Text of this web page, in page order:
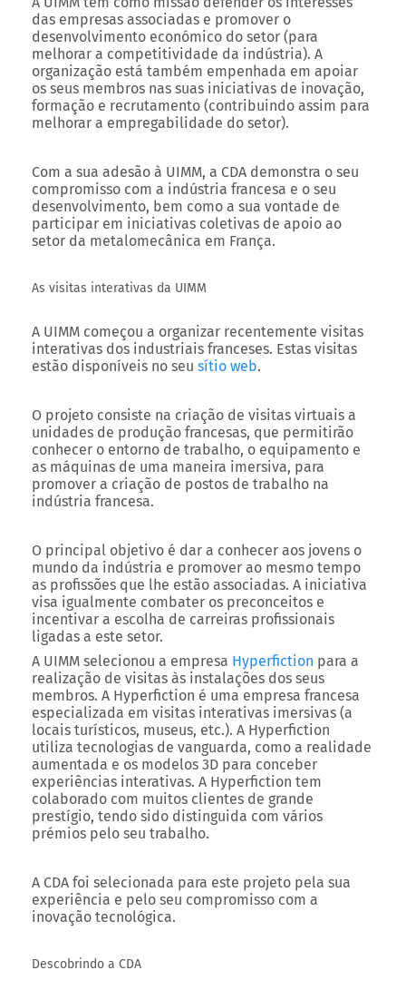
das empresas associadas e promover o
desenvolvimento económico do setor (para
melhorar a competitividade da indústria). A
organização está também empenhada em apoiar
os seus membros nas suas iniciativas de inovação,
formação e recrutamento (contribuindo assim para
melhorar a empregabilidade do setor).
Com a sua adesão à UIMM, a CDA demonstra o seu
compromisso com a indústria francesa e o seu
desenvolvimento, bem como a sua vontade de
participar em iniciativas coletivas de apoio ao
setor da metalomecânica em França.
As visitas interativas da UIMM
A UIMM começou a organizar recentemente visitas
interativas dos industriais franceses. Estas visitas
estão disponíveis no seu sítio web.
O projeto consiste na criação de visitas virtuais a
unidades de produção francesas, que permitirão
conhecer o entorno de trabalho, o equipamento e
as máquinas de uma maneira imersiva, para
promover a criação de postos de trabalho na
indústria francesa.
O principal objetivo é dar a conhecer aos jovens o
mundo da indústria e promover ao mesmo tempo
as profissões que lhe estão associadas. A iniciativa
visa igualmente combater os preconceitos e
incentivar a escolha de carreiras profissionais
ligadas a este setor.
A UIMM selecionou a empresa Hyperfiction para a
realização de visitas às instalações dos seus
membros. A Hyperfiction é uma empresa francesa
especializada em visitas interativas imersivas (a
locais turísticos, museus, etc.). A Hyperfiction
utiliza tecnologias de vanguarda, como a realidade
aumentada e os modelos 3D para conceber
experiências interativas. A Hyperfiction tem
colaborado com muitos clientes de grande
prestígio, tendo sido distinguida com vários
prémios pelo seu trabalho.
A CDA foi selecionada para este projeto pela sua
experiência e pelo seu compromisso com a
inovação tecnológica.
Descobrindo a CDA